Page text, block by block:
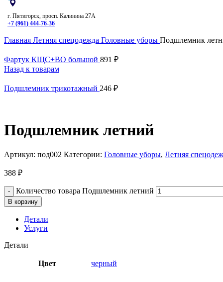
г. Пятигорск, просп. Калинина 27А
+7 (961) 444-76-36
Главная Летняя спецодежда Головные уборы Подшлемник
Фартук КЩС+ВО большой 891 ₽
Назад к товарам
Подшлемник трикотажный 246 ₽
Подшлемник летний
Артикул: под002 Категории: Головные уборы, Летняя
388 ₽
Количество товара Подшлемник летний
В корзину
Детали
Услуги
Детали
Цвет черный